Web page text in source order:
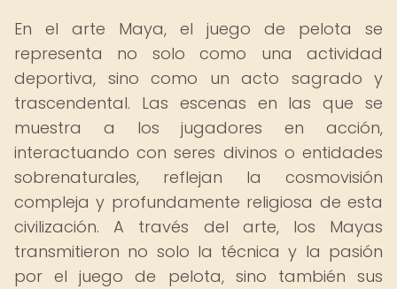
En el arte Maya, el juego de pelota se
representa no solo como una actividad
deportiva, sino como un acto sagrado y
trascendental. Las escenas en las que se
muestra a los jugadores en acción,
interactuando con seres divinos o entidades
sobrenaturales, reflejan la cosmovisión
compleja y profundamente religiosa de esta
civilización. A través del arte, los Mayas
transmitieron no solo la técnica y la pasión
por el juego de pelota, sino también sus